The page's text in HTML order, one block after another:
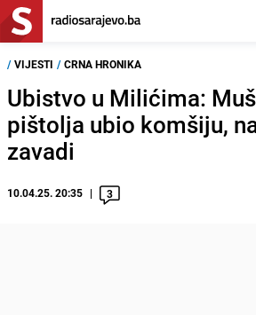
/ VIJESTI / CRNA HRONIKA
Ubistvo u Milićima:
pištolja ubio komšiju,
zavadi
10.04.25. 20:35 3